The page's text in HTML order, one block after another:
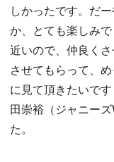
しかったです。だ
か、とても楽しみ
近いので、仲良く
させてもらって、
に見て頂きたいで
田崇裕（ジャニー
た。